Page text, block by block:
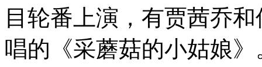
目轮番上演，有贾茜乔
唱的《采蘑菇的小姑娘